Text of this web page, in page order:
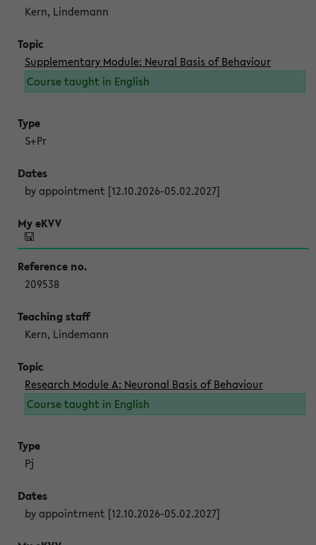
Kern, Lindemann
Supplementary Module: Neural Basis of Behaviour
Course taught in English
S+Pr
by appointment [12.10.2026-05.02.2027]
209538
Kern, Lindemann
Research Module A: Neuronal Basis of Behaviour
Course taught in English
Pj
by appointment [12.10.2026-05.02.2027]